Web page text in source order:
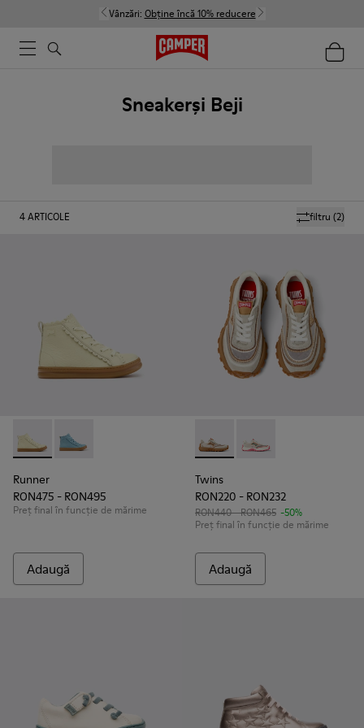
Vânzări: Obține încă 10% reducere
Sneakerși Beji
filtru (2)
4ARTICOLE
Runner - K900421-002 - Pantofi sport din piele bej pentru
Runner - K900421-001
Runner
RON475 - RON495
Preț final în funcție de mărime
Adaugă
Twins - K800685-002 -
Twins - K800685-001
Twins
RON220 - RON232
RON440 - RON465 -50%
Preț final în funcție de mărime
Adaugă